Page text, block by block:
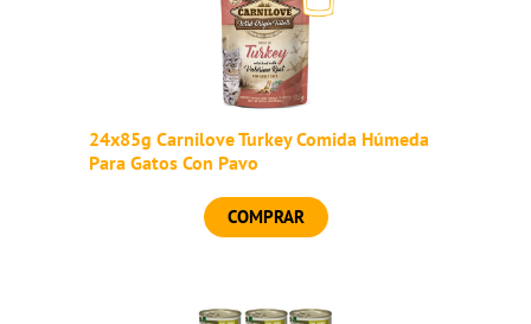
24x85g Carnilove Turkey Comida Húmeda
Para Gatos Con Pavo
COMPRAR